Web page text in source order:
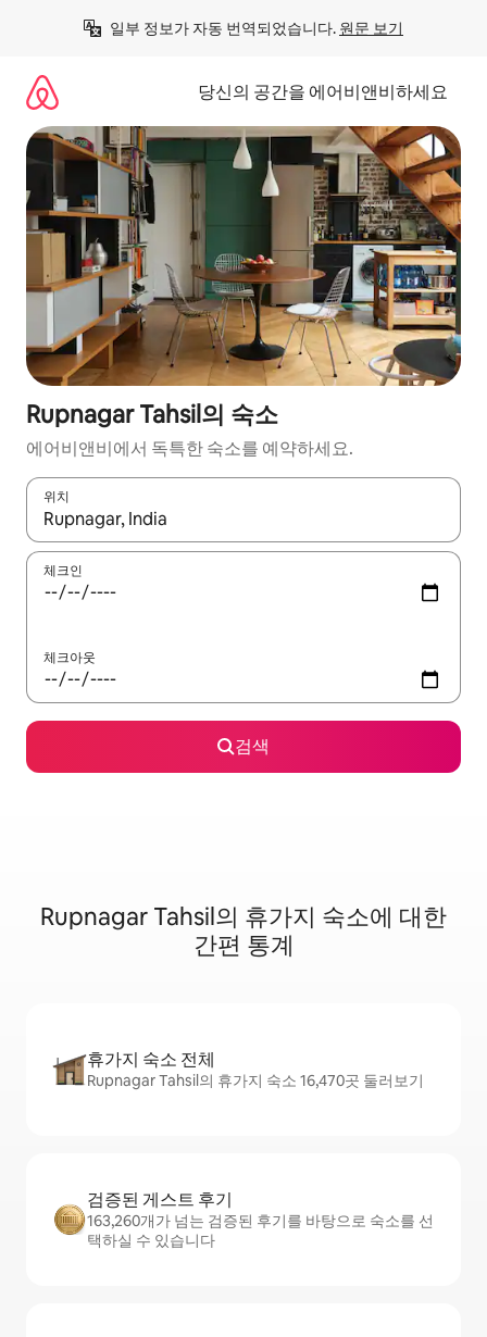
일부 정보가 자동 번역되었습니다. 원문 보기
당신의 공간을 에어비앤비하세요
Rupnagar Tahsil의 숙소
에어비앤비에서 독특한 숙소를 예약하세요.
위치
결과가 나오면 위·아래 화살표 키를 사용하거나 터치 또는 스와이
체크인
체크아웃
검색
Rupnagar Tahsil의 휴가지 숙소에 대한
간편 통계
휴가지 숙소 전체
Rupnagar Tahsil의 휴가지 숙소 16,470곳 둘러보기
검증된 게스트 후기
163,260개가 넘는 검증된 후기를 바탕으로 숙소를 선
택하실 수 있습니다